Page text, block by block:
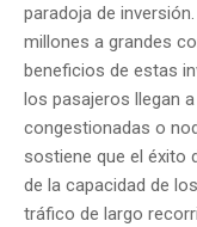
paradoja de
millones a grandes
beneficios de estas
los pasajeros llegan
congestionadas o
sostiene que el éxito
de la capacidad de
tráfico de largo